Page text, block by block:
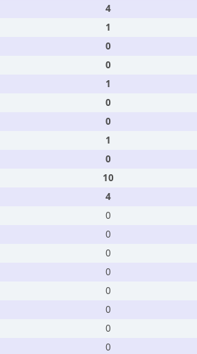
4
1
0
0
1
0
0
1
0
10
4
0
0
0
0
0
0
0
0